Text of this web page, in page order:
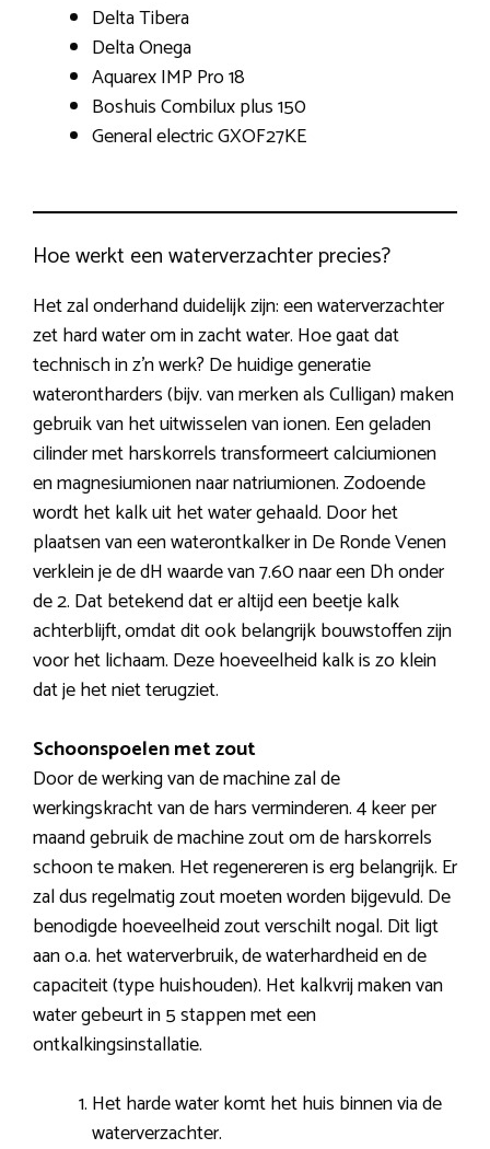
Delta Tibera
Delta Onega
Aquarex IMP Pro 18
Boshuis Combilux plus 150
General electric GXOF27KE
Hoe werkt een waterverzachter precies?
Het zal onderhand duidelijk zijn: een waterverzachter
zet hard water om in zacht water. Hoe gaat dat
technisch in z’n werk? De huidige generatie
waterontharders (bijv. van merken als Culligan) maken
gebruik van het uitwisselen van ionen. Een geladen
cilinder met harskorrels transformeert calciumionen
en magnesiumionen naar natriumionen. Zodoende
wordt het kalk uit het water gehaald. Door het
plaatsen van een waterontkalker in De Ronde Venen
verklein je de dH waarde van 7.60 naar een Dh onder
de 2. Dat betekend dat er altijd een beetje kalk
achterblijft, omdat dit ook belangrijk bouwstoffen zijn
voor het lichaam. Deze hoeveelheid kalk is zo klein
dat je het niet terugziet.
Schoonspoelen met zout
Door de werking van de machine zal de
werkingskracht van de hars verminderen. 4 keer per
maand gebruik de machine zout om de harskorrels
schoon te maken. Het regenereren is erg belangrijk. Er
zal dus regelmatig zout moeten worden bijgevuld. De
benodigde hoeveelheid zout verschilt nogal. Dit ligt
aan o.a. het waterverbruik, de waterhardheid en de
capaciteit (type huishouden). Het kalkvrij maken van
water gebeurt in 5 stappen met een
ontkalkingsinstallatie.
Het harde water komt het huis binnen via de
waterverzachter.